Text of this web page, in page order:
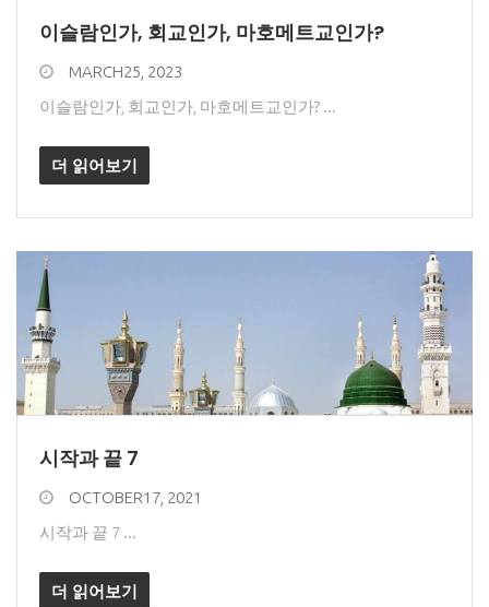
이슬람인가, 회교인가, 마호메트교인가?
MARCH25, 2023
이슬람인가, 회교인가, 마호메트교인가? ...
더 읽어보기
시작과 끝 7
OCTOBER17, 2021
시작과 끝 7 ...
더 읽어보기